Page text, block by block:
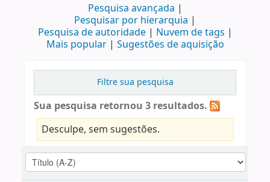
Pesquisa avançada
Pesquisar por hierarquia
Pesquisa de autoridade
Nuvem de tags
Mais popular
Sugestões de aquisição
Filtre sua pesquisa
Sua pesquisa retornou 3 resultados.
Desculpe, sem sugestões.